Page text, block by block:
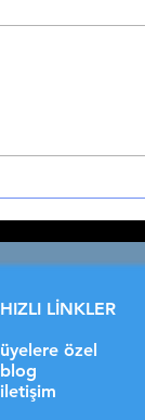
HIZLI LİNKLER
üyelere özel
blog
iletişim